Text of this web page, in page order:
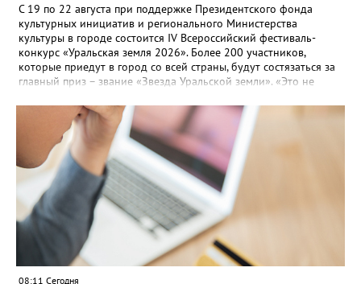
С 19 по 22 августа при поддержке Президентского фонда
культурных инициатив и регионального Министерства
культуры в городе состоится IV Всероссийский фестиваль-
конкурс «Уральская земля 2026». Более 200 участников,
которые приедут в город со всей страны, будут состязаться за
главный приз – звание «Звезда Уральской земли». «Это не
прослушивания участников, мастер-классы от ведущих
наставников, выступления победителей прошлых лет и
приглашённых артистов», - сообщает оргкомитет. Вход на все
фестивальные мероприятия будет свободным. В 2025 году в
фестивале участвовали 26 финалистов из городов
Челябинской, Свердловской, Курганской, Оренбургской
областей, Ханты-Мансийского автономного округа и
Республики Башкортостан. Приглашённой звездой стал
идейный вдохновитель, организатор фестиваля, эстрадный
певец, победитель главного патриотического конкурса страны
«Солдатский конверт», лауреат премии в области культуры и
искусства «Золотая лира», участник телевизионных проектов
08:11 Сегодня